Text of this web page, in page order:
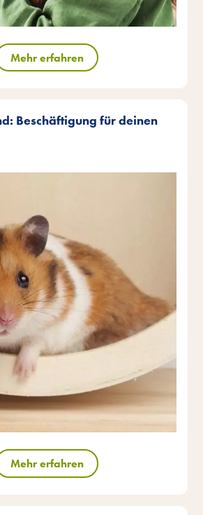
Mehr erfahren
Beschäftigung für deinen
Mehr erfahren